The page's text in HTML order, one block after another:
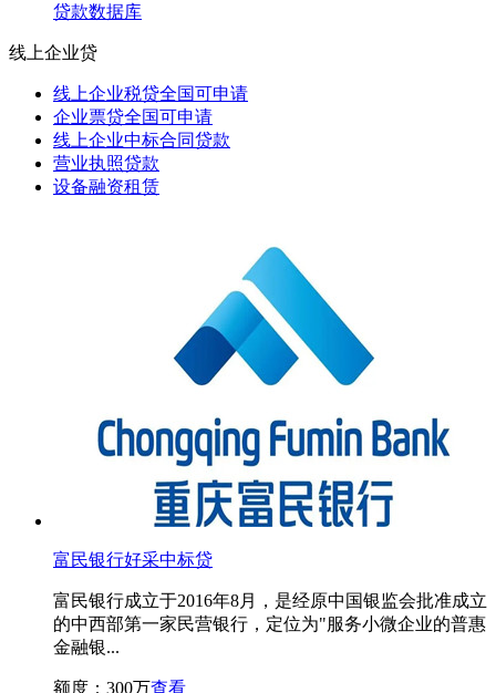
贷款数据库
线上企业贷
线上企业税贷全国可申请
企业票贷全国可申请
线上企业中标合同贷款
营业执照贷款
设备融资租赁
富民银行好采中标贷
富民银行成立于2016年8月，是经原中国银监会批准成立
的中西部第一家民营银行，定位为"服务小微企业的普惠
金融银...
额度：300万查看